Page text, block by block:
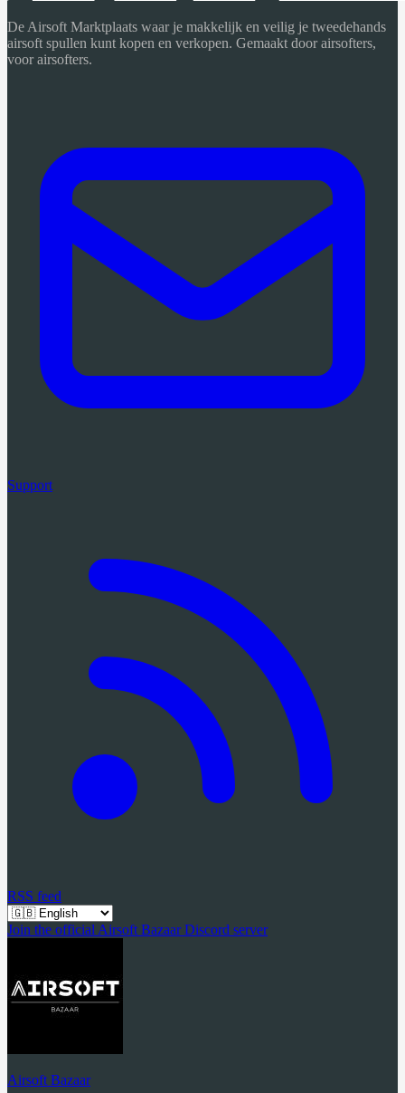
De Airsoft Marktplaats waar je makkelijk en veilig je tweedehands
airsoft spullen kunt kopen en verkopen. Gemaakt door airsofters,
voor airsofters.
Support
RSS feed
Join the official Airsoft Bazaar Discord server
Airsoft Bazaar